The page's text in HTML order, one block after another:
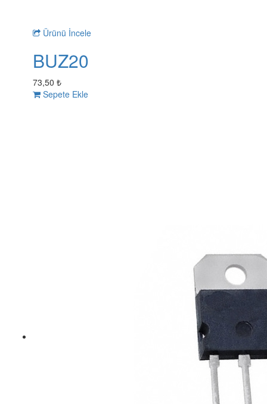
Ürünü İncele
BUZ20
73,50 ₺
Sepete Ekle